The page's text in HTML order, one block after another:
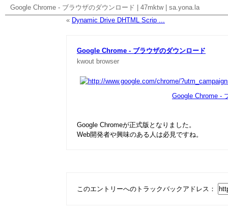
Google Chrome - ブラウザのダウンロード 47mktw| sa.yona.la
« Dynamic Drive DHTML Scrip ...
Google Chrome - ブラウザのダウンロード
kwout browser
Google Chrome -
Google Chromeが正式版となりました。
Web開発者や興味のある人は必見ですね。
このエントリーへのトラックバックアドレス：